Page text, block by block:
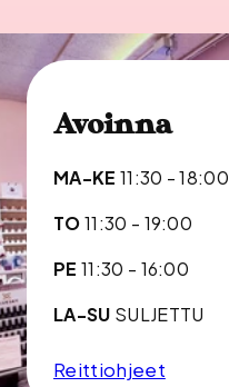
Avoinna
MA-KE 11:30 - 18:00
TO11:30 - 19:00
PE 11:30 - 16:00
LA-SU SULJETTU
Reittiohjeet